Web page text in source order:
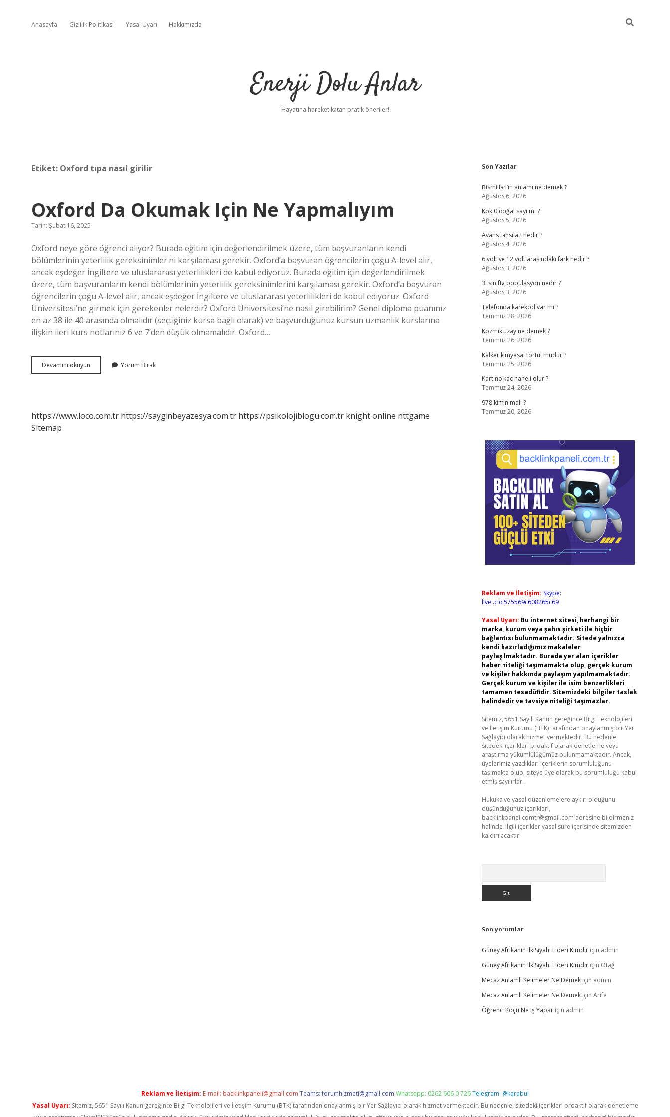
Anasayfa Gizlilik Politikası Yasal Uyarı Hakkımızda
Enerji Dolu Anlar
Hayatına hareket katan pratik öneriler!
Etiket: Oxford tıpa nasıl girilir
Oxford Da Okumak Için Ne Yapmalıyım
Tarih: Şubat 16, 2025
Oxford neye göre öğrenci alıyor? Burada eğitim için değerlendirilmek üzere, tüm başvuranların kendi
bölümlerinin yeterlilik gereksinimlerini karşılaması gerekir. Oxford’a başvuran öğrencilerin çoğu A-level alır,
ancak eşdeğer İngiltere ve uluslararası yeterlilikleri de kabul ediyoruz. Burada eğitim için değerlendirilmek
üzere, tüm başvuranların kendi bölümlerinin yeterlilik gereksinimlerini karşılaması gerekir. Oxford’a başvuran
öğrencilerin çoğu A-level alır, ancak eşdeğer İngiltere ve uluslararası yeterlilikleri de kabul ediyoruz. Oxford
Üniversitesi’ne girmek için gerekenler nelerdir? Oxford Üniversitesi’ne nasıl girebilirim? Genel diploma puanınız
en az 38 ile 40 arasında olmalıdır (seçtiğiniz kursa bağlı olarak) ve başvurduğunuz kursun uzmanlık kurslarına
ilişkin ileri kurs notlarınız 6 ve 7’den düşük olmamalıdır. Oxford…
Devamını okuyun
Da
Yorum Bırak
https://www.loco.com.tr https://sayginbeyazesya.com.tr https://psikolojiblogu.com.tr knight online nttgame
Sitemap
Sidebar
Son Yazılar
Bismillah’ın anlamı ne demek ?
Ağustos 6, 2026
Kok 0 doğal sayı mı ?
Ağustos 5, 2026
Avans tahsilatı nedir ?
Ağustos 4, 2026
6 volt ve 12 volt arasındaki fark nedir ?
Ağustos 3, 2026
3. sınıfta popülasyon nedir ?
Ağustos 3, 2026
Telefonda karekod var mı ?
Temmuz 28, 2026
Kozmik uzay ne demek ?
Temmuz 26, 2026
Kalker kimyasal tortul mudur ?
Temmuz 25, 2026
Kart no kaç haneli olur ?
Temmuz 24, 2026
978 kimin malı ?
Temmuz 20, 2026
Reklam ve İletişim: Skype:
live:.cid.575569c608265c69
Yasal Uyarı: Bu internet sitesi, herhangi bir
marka, kurum veya şahıs şirketi ile hiçbir
bağlantısı bulunmamaktadır. Sitede yalnızca
kendi hazırladığımız makaleler
paylaşılmaktadır. Burada yer alan içerikler
haber niteliği taşımamakta olup, gerçek kurum
ve kişiler hakkında paylaşım yapılmamaktadır.
Gerçek kurum ve kişiler ile isim benzerlikleri
tamamen tesadüfidir. Sitemizdeki bilgiler taslak
halindedir ve tavsiye niteliği taşımazlar.
Sitemiz, 5651 Sayılı Kanun gereğince Bilgi Teknolojileri
ve İletişim Kurumu (BTK) tarafından onaylanmış bir Yer
Sağlayıcı olarak hizmet vermektedir. Bu nedenle,
sitedeki içerikleri proaktif olarak denetleme veya
araştırma yükümlülüğümüz bulunmamaktadır. Ancak,
üyelerimiz yazdıkları içeriklerin sorumluluğunu
taşımakta olup, siteye üye olarak bu sorumluluğu kabul
etmiş sayılırlar.
Hukuka ve yasal düzenlemelere aykırı olduğunu
düşündüğünüz içerikleri,
backlinkpanelicomtr@gmail.com adresine bildirmeniz
halinde, ilgili içerikler yasal süre içerisinde sitemizden
kaldırılacaktır.
Son yorumlar
Güney Afrikanın Ilk Siyahi Lideri Kimdiriçin admin
Güney Afrikanın Ilk Siyahi Lideri Kimdiriçin Otağ
Mecaz Anlamlı Kelimeler Ne Demekiçin admin
Mecaz Anlamlı Kelimeler Ne Demekiçin Arife
Öğrenci Koçu Ne Iş Yapariçin admin
Reklam ve İletişim: E-mail: backlinkpaneli@gmail.com Teams:forumhizmeti@gmail.com Whatsapp: 0262 606 0 726Telegram: @karabul
Yasal Uyarı: Sitemiz, 5651 Sayılı Kanun gereğince Bilgi Teknolojileri ve İletişim Kurumu (BTK) tarafından onaylanmış bir Yer Sağlayıcı olarak hizmet vermektedir. Bu nedenle, sitedeki içerikleri proaktif olarak denetleme